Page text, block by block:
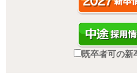
既卒者可の新